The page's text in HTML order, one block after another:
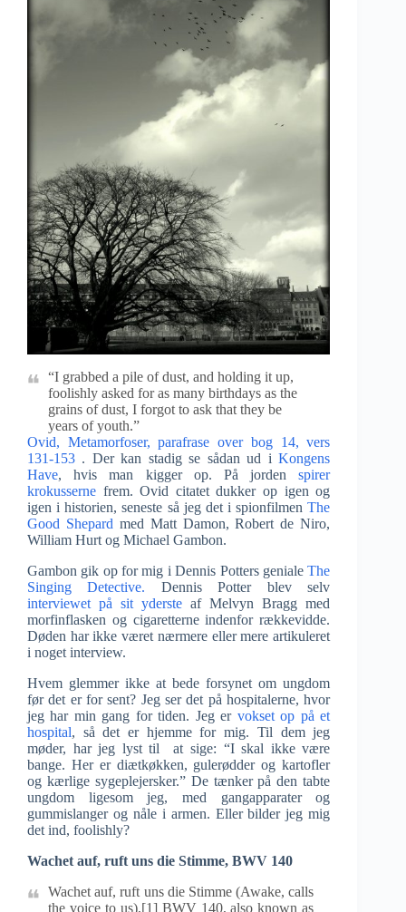
“I grabbed a pile of dust, and holding it up,
foolishly asked for as many birthdays as the
grains of dust, I forgot to ask that they be
years of youth.”
Ovid, Metamorfoser, parafrase over bog 14, vers
131-153 . Der kan stadig se sådan ud iKongens
Have, hvis man kigger op. På jorden spirer
krokusserne frem. Ovid citatet dukker op igen og
igen i historien, seneste så jeg det i spionfilmenThe
Good Shepard med Matt Damon, Robert de Niro,
William Hurt og Michael Gambon.
Gambon gik op for mig i Dennis Potters genialeThe
Singing Detective. Dennis Potter blev selv
interviewet på sit ydersteaf Melvyn Bragg med
morfinflasken og cigaretterne indenfor rækkevidde.
Døden har ikke været nærmere eller mere artikuleret
i noget interview.
Hvem glemmer ikke at bede forsynet om ungdom
før det er for sent? Jeg ser det på hospitalerne, hvor
jeg har min gang for tiden. Jeg er vokset op på et
hospital, så det er hjemme for mig. Til dem jeg
møder, har jeg lyst til at sige: “I skal ikke være
bange. Her er diætkøkken, gulerødder og kartofler
og kærlige sygeplejersker.” De tænker på den tabte
ungdom ligesom jeg, med gangapparater og
gummislanger og nåle i armen. Eller bilder jeg mig
det ind, foolishly?
Wachet auf, ruft uns die Stimme, BWV 140
Wachet auf, ruft uns die Stimme (Awake, calls
the voice to us),[1] BWV 140, also known as